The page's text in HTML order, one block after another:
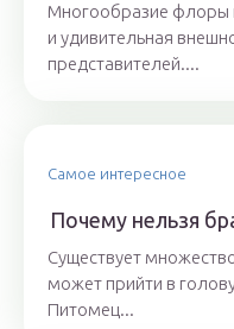
Многообразие флоры
и удивительная
представителей....
Самое интересное
Почему нельзя
Существует
может прийти в
Питомец...